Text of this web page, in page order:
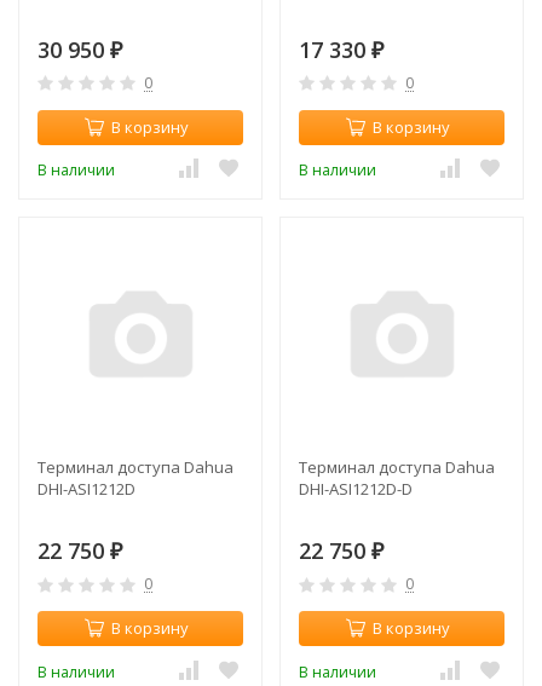
30 950 ₽
0
В корзину
В наличии
17 330 ₽
0
В корзину
В наличии
Терминал доступа Dahua
DHI-ASI1212D
22 750 ₽
0
В корзину
В наличии
Терминал доступа Dahua
DHI-ASI1212D-D
22 750 ₽
0
В корзину
В наличии